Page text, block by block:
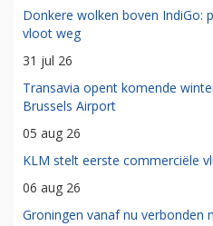
Donkere wolken boven IndiGo:
vloot weg
31 jul 26
Transavia opent komende
Brussels Airport
05 aug 26
KLM stelt eerste commerciële
06 aug 26
Groningen vanaf nu verbonden